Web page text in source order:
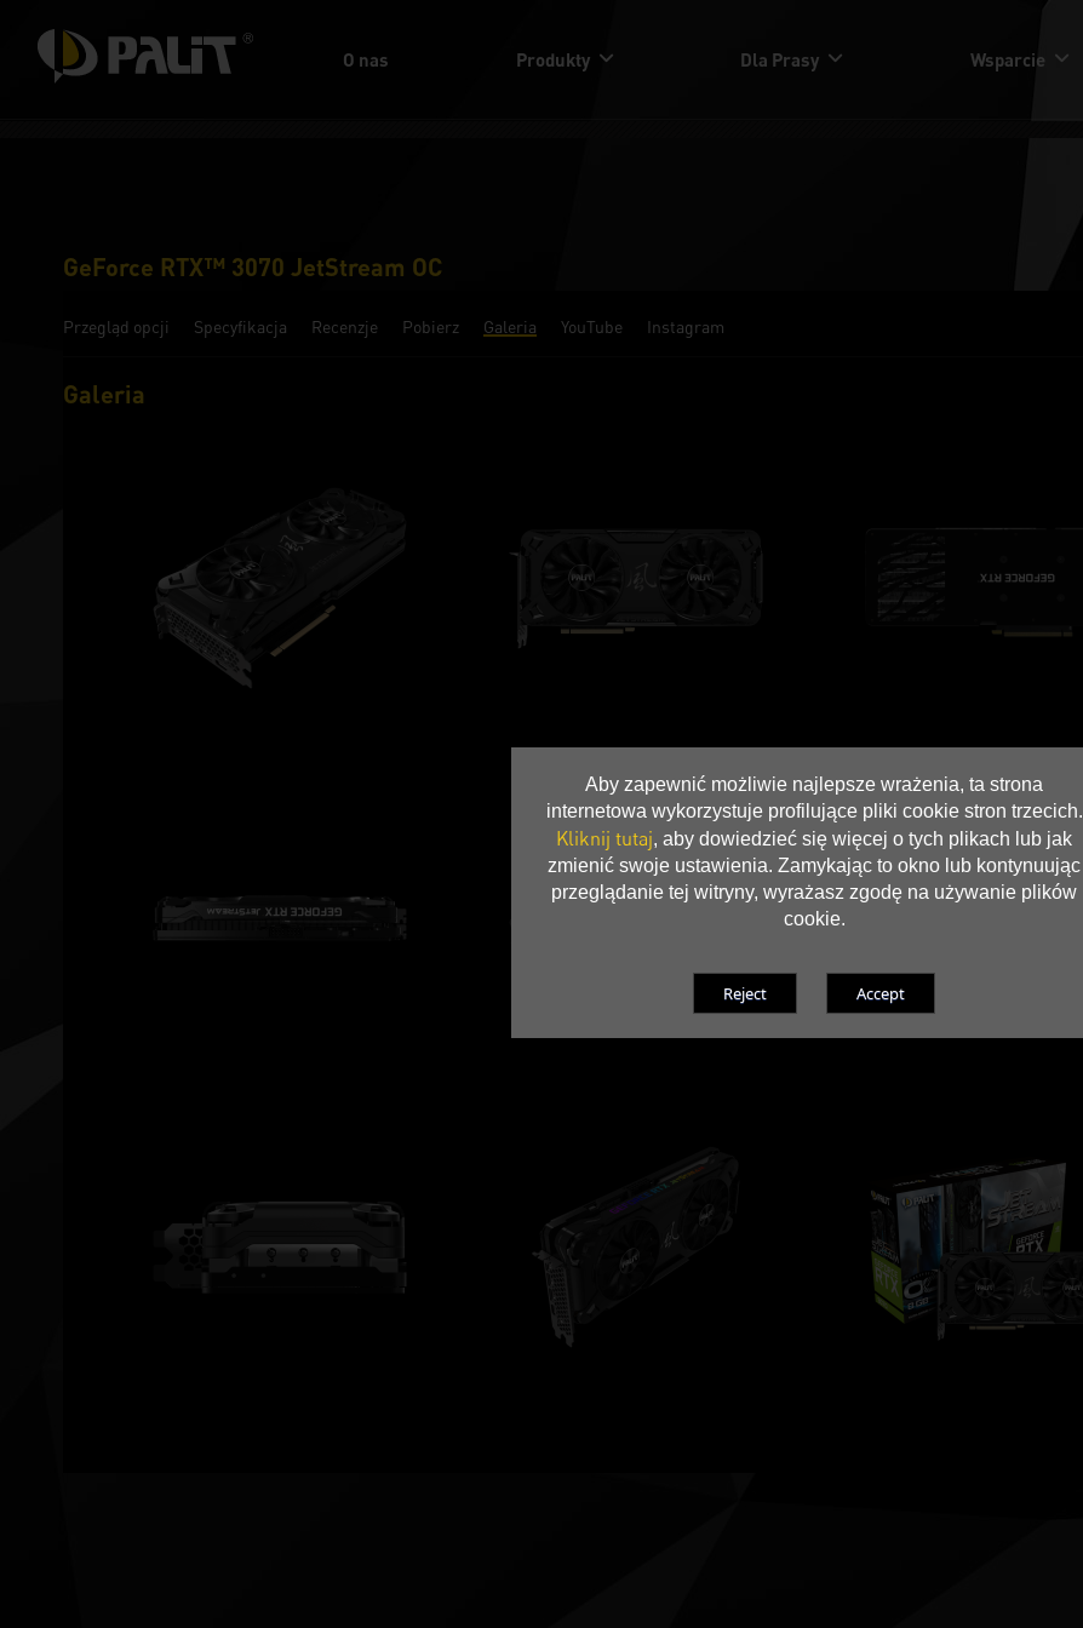
Aby zapewnić możliwie najlepsze wrażenia, ta strona
internetowa wykorzystuje profilujące pliki cookie stron trzecich.
Kliknij tutaj, aby dowiedzieć się więcej o tych plikach lub jak
zmienić swoje ustawienia. Zamykając to okno lub kontynuując
przeglądanie tej witryny, wyrażasz zgodę na używanie plików
cookie.
O nas Produkty Dla Prasy Wsparcie
GeForce RTX™ 3070 JetStream OC
Przegląd opcji Specyfikacja Recenzje Pobierz Galeria YouTube Instagram
Galeria